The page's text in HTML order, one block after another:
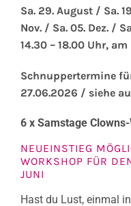
Sa. 29. August / Sa.
Nov. / Sa. 05. Dez. /
14.30 – 18.00 Uhr,
Schnuppertermine
27.06.2026 / siehe
6 x Samstage
NEUEINSTIEG
WORKSHOP FÜR
JUNI
Hast du Lust, einmal